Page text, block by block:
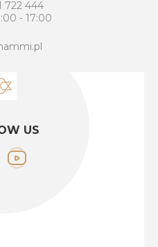
722 444
- 17:00
US